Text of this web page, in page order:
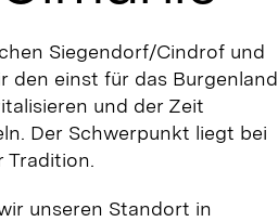
Siegendorf/Cindrof und
den einst für das Burgenland
und der Zeit
Der Schwerpunkt liegt bei
Tradition.
unseren Standort in